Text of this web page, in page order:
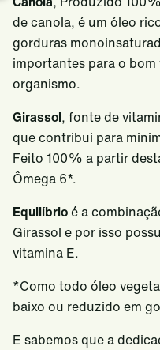
de canola, é um óleo
gorduras
importantes para o
organismo.
Girassol, fonte de
que contribui para
Feito 100% a partir
Ômega 6*.
Equilíbrioé a
Girassol e por isso
vitamina E.
*Como todo óleo
baixo ou reduzido em
E sabemos que a